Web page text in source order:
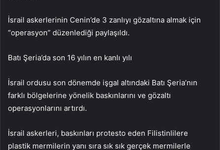
İsrail askerlerinin Cenin’de 3 zanlıyı gözaltına almak için
“operasyon” düzenlediği paylaşıldı.
Batı Şeria’da son 16 yılın en kanlı yılı
İsrail ordusu son dönemde işgal altındaki Batı Şeria’nın
farklı bölgelerine yönelik baskınlarını ve gözaltı
operasyonlarını artırdı.
İsrail askerleri, baskınları protesto eden Filistinlilere
plastik mermilerin yanı sıra sık sık gerçek mermilerle